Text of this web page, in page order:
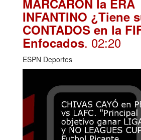
MARCARON la ERA
INFANTINO ¿Tiene
CONTADOS en la
Enfocados. 02:20
ESPN Deportes